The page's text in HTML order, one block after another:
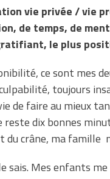
vie privée / vie
de temps, de
le plus
ce sont mes
toujours
de faire au mieux
reste dix bonnes
du crâne, ma famille
sais. Mes enfants